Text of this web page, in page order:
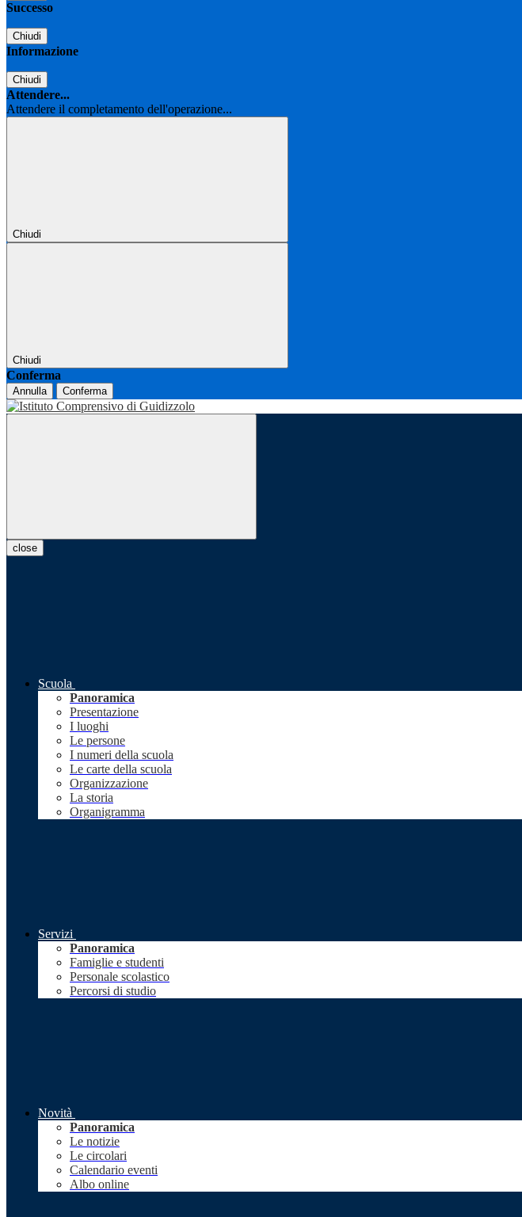
Successo
Chiudi
Informazione
Chiudi
Attendere...
Attendere il completamento dell'operazione...
Chiudi
Chiudi
Conferma
Annulla Conferma
close
Scuola
Panoramica
Presentazione
I luoghi
Le persone
I numeri della scuola
Le carte della scuola
Organizzazione
La storia
Organigramma
Servizi
Panoramica
Famiglie e studenti
Personale scolastico
Percorsi di studio
Novità
Panoramica
Le notizie
Le circolari
Calendario eventi
Albo online